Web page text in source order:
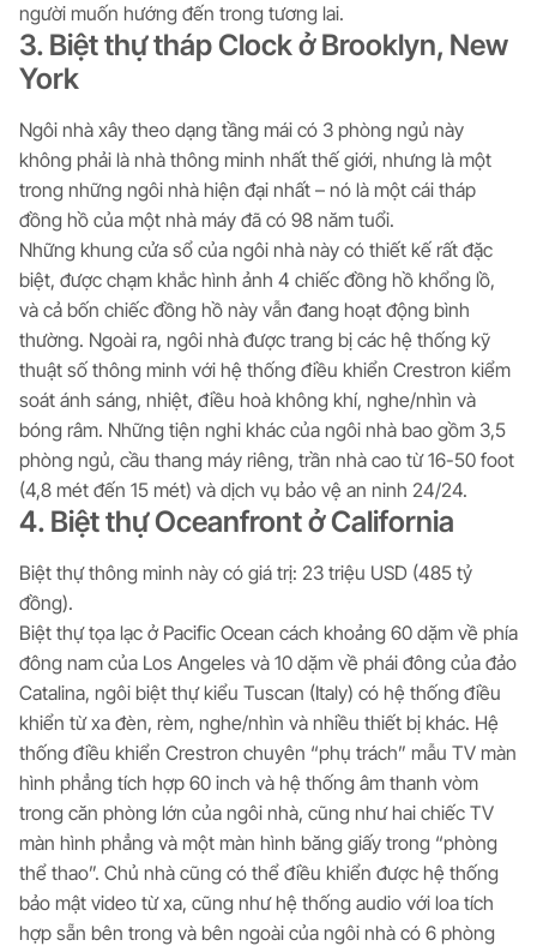
người muốn hướng đến trong tương lai.
3. Biệt thự tháp Clock ở Brooklyn, New
York
Ngôi nhà xây theo dạng tầng mái có 3 phòng ngủ này
không phải là nhà thông minh nhất thế giới, nhưng là một
trong những ngôi nhà hiện đại nhất – nó là một cái tháp
đồng hồ của một nhà máy đã có 98 năm tuổi.
Những khung cửa sổ của ngôi nhà này có thiết kế rất đặc
biệt, được chạm khắc hình ảnh 4 chiếc đồng hồ khổng lồ,
và cả bốn chiếc đồng hồ này vẫn đang hoạt động bình
thường. Ngoài ra, ngôi nhà được trang bị các hệ thống kỹ
thuật số thông minh với hệ thống điều khiển Crestron kiểm
soát ánh sáng, nhiệt, điều hoà không khí, nghe/nhìn và
bóng râm. Những tiện nghi khác của ngôi nhà bao gồm 3,5
phòng ngủ, cầu thang máy riêng, trần nhà cao từ 16-50 foot
(4,8 mét đến 15 mét) và dịch vụ bảo vệ an ninh 24/24.
4. Biệt thự Oceanfront ở California
Biệt thự thông minh này có giá trị: 23 triệu USD (485 tỷ
đồng).
Biệt thự tọa lạc ở Pacific Ocean cách khoảng 60 dặm về phía
đông nam của Los Angeles và 10 dặm về phái đông của đảo
Catalina, ngôi biệt thự kiểu Tuscan (Italy) có hệ thống điều
khiển từ xa đèn, rèm, nghe/nhìn và nhiều thiết bị khác. Hệ
thống điều khiển Crestron chuyên “phụ trách” mẫu TV màn
hình phẳng tích hợp 60 inch và hệ thống âm thanh vòm
trong căn phòng lớn của ngôi nhà, cũng như hai chiếc TV
màn hình phẳng và một màn hình băng giấy trong “phòng
thể thao”. Chủ nhà cũng có thể điều khiển được hệ thống
bảo mật video từ xa, cũng như hệ thống audio với loa tích
hợp sẵn bên trong và bên ngoài của ngôi nhà có 6 phòng